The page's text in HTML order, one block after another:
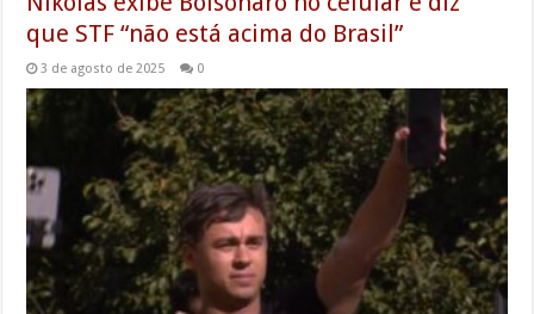
que STF “não está acima do Brasil”
3 de agosto de 2025 0